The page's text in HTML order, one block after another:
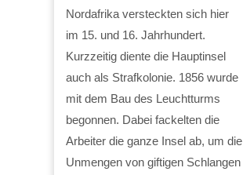
Nordafrika versteckten sich hier
im 15. und 16. Jahrhundert.
Kurzzeitig diente die Hauptinsel
auch als Strafkolonie. 1856 wurde
mit dem Bau des Leuchtturms
begonnen. Dabei fackelten die
Arbeiter die ganze Insel ab, um die
Unmengen von giftigen Schlangen